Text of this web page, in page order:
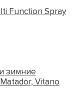
Function Spray
зимние
Vitano